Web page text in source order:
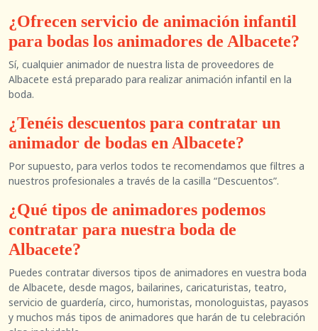
¿Ofrecen servicio de animación infantil
para bodas los animadores de Albacete?
Sí, cualquier animador de nuestra lista de proveedores de
Albacete está preparado para realizar animación infantil en la
boda.
¿Tenéis descuentos para contratar un
animador de bodas en Albacete?
Por supuesto, para verlos todos te recomendamos que filtres a
nuestros profesionales a través de la casilla “Descuentos”.
¿Qué tipos de animadores podemos
contratar para nuestra boda de
Albacete?
Puedes contratar diversos tipos de animadores en vuestra boda
de Albacete, desde magos, bailarines, caricaturistas, teatro,
servicio de guardería, circo, humoristas, monologuistas, payasos
y muchos más tipos de animadores que harán de tu celebración